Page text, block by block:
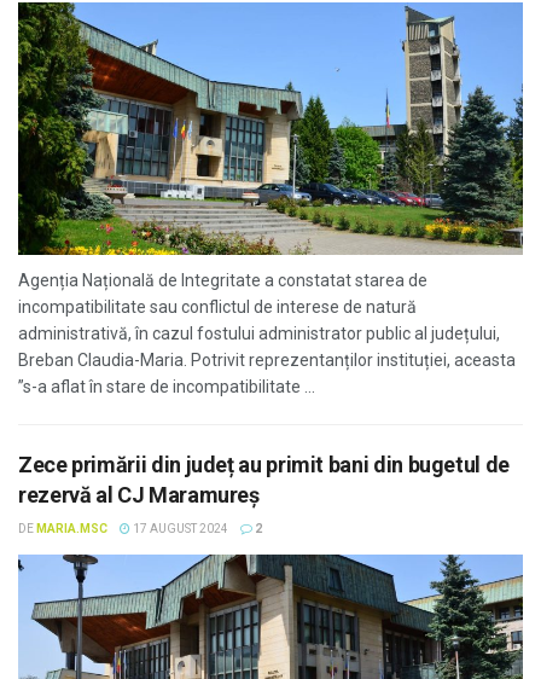
Agenția Națională de Integritate a constatat starea de
incompatibilitate sau conflictul de interese de natură
administrativă, în cazul fostului administrator public al județului,
Breban Claudia-Maria. Potrivit reprezentanților instituției, aceasta
”s-a aflat în stare de incompatibilitate ...
Zece primării din județ au primit bani din bugetul de
rezervă al CJ Maramureș
DE MARIA.MSC 17 AUGUST 2024 2